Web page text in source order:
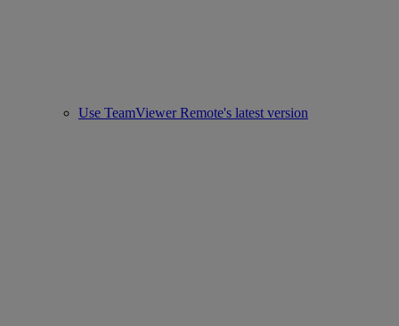
Use TeamViewer Remote's latest version